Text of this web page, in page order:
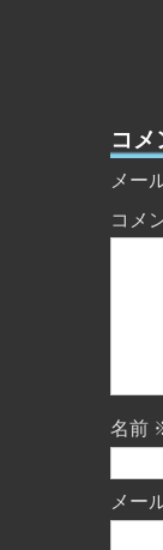
コメ
メー
コメ
名前
メー